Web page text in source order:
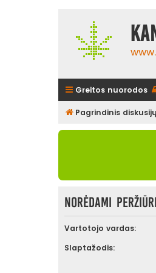
Greitos nuorodos
Pagrindinis
Norėdami
Vartotojo vardas:
Slaptažodis: